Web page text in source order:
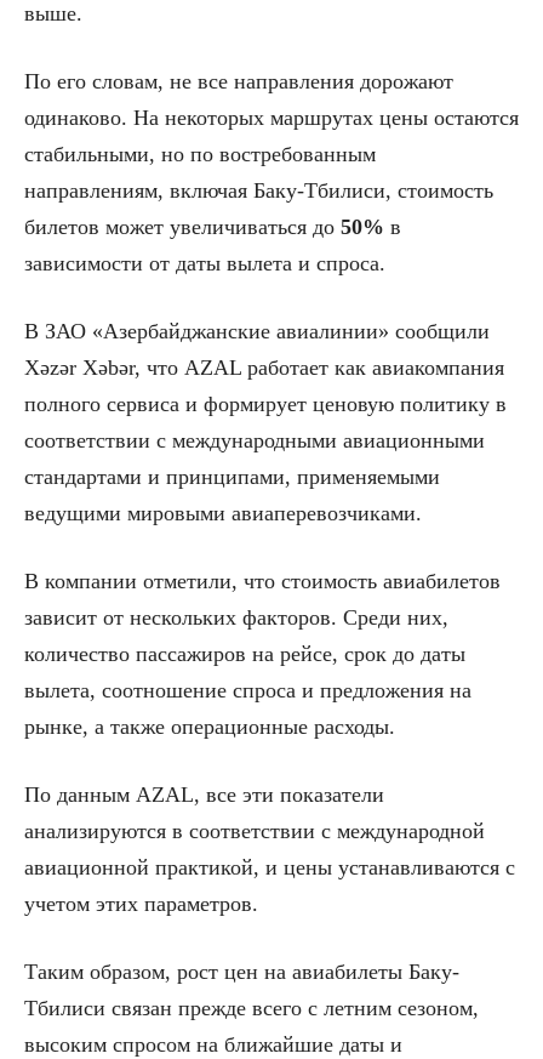
выше.
По его словам, не все направления дорожают
одинаково. На некоторых маршрутах цены остаются
стабильными, но по востребованным
направлениям, включая Баку-Тбилиси, стоимость
билетов может увеличиваться до 50% в
зависимости от даты вылета и спроса.
В ЗАО «Азербайджанские авиалинии» сообщили
Xəzər Xəbər, что AZAL работает как авиакомпания
полного сервиса и формирует ценовую политику в
соответствии с международными авиационными
стандартами и принципами, применяемыми
ведущими мировыми авиаперевозчиками.
В компании отметили, что стоимость авиабилетов
зависит от нескольких факторов. Среди них,
количество пассажиров на рейсе, срок до даты
вылета, соотношение спроса и предложения на
рынке, а также операционные расходы.
По данным AZAL, все эти показатели
анализируются в соответствии с международной
авиационной практикой, и цены устанавливаются с
учетом этих параметров.
Таким образом, рост цен на авиабилеты Баку-
Тбилиси связан прежде всего с летним сезоном,
высоким спросом на ближайшие даты и